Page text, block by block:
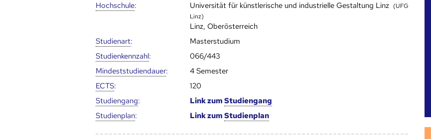
Hoch­schule: Universität für künstlerische und industrielle Gestaltung Linz (UFG
Linz)
Linz, Oberösterreich
Studienart:
Masterstudium
Studien­kenn­zahl:
066/443
Mindest­studien­dauer:
4 Semester
ECTS:
120
Studien­gang: Link zum Studien­gang
Studien­plan: Link zum Studien­plan